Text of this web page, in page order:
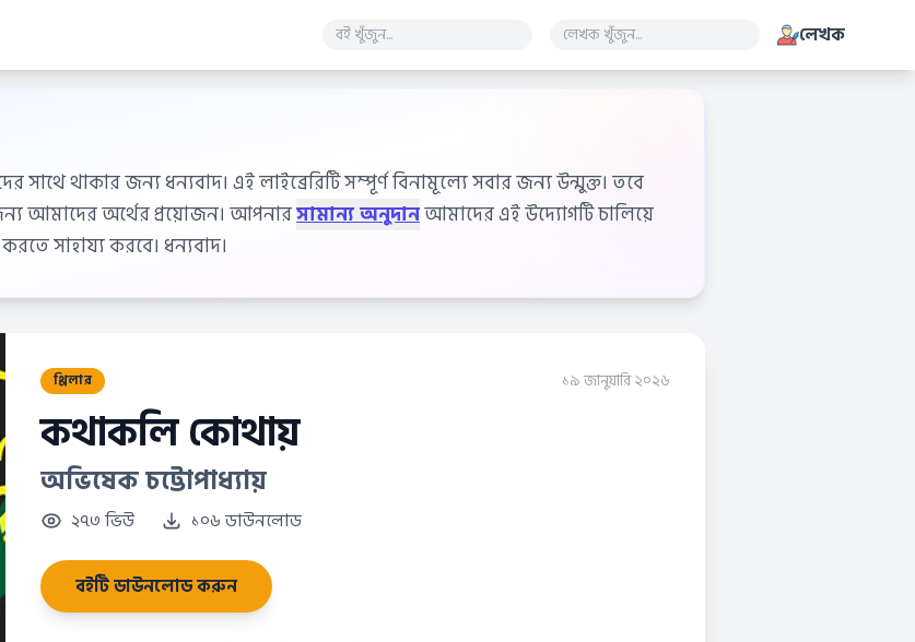
লেখক
সাথে থাকার জন্য ধন্যবাদ। এই লাইব্রেরিটি সম্পূর্ণ বিনামূল্যে সবার জন্য উন্মুক্ত। তবে
আমাদের অর্থের প্রয়োজন। আপনার
সামান্য অনুদানআমাদের এই উদ্যোগটি চালিয়ে
সাহায্য করবে। ধন্যবাদ।
থ্রিলার ১৯ জানুয়ারি ২০২৬
কথাকলি কোথায়
অভিষেক চট্টোপাধ্যায়
২৭৩ ভিউ ১০৬ ডাউনলোড
বইটি ডাউনলোড করুন